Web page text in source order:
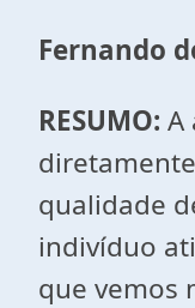
Fernando
RESUMO: A
qualidade
indivíduo
que vemos